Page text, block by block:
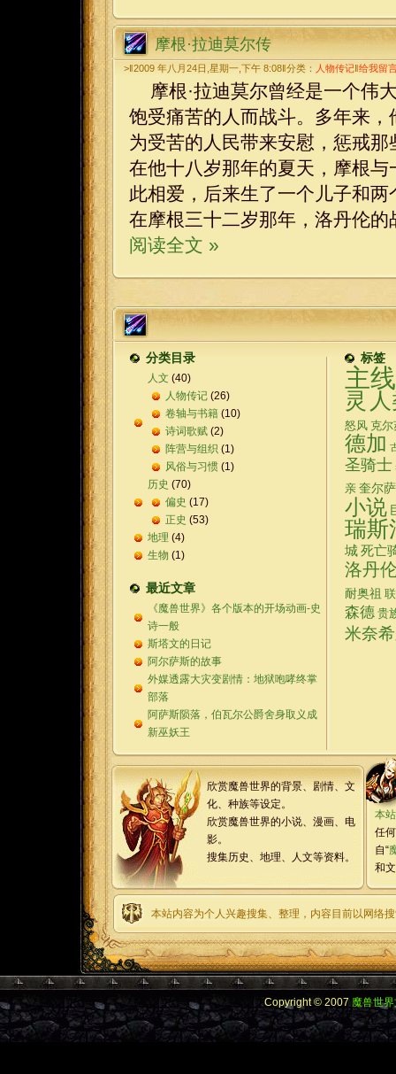
摩根·拉迪莫尔传
>‖2009 年八月24日,星期一,下午 8:08‖分类： 人物传记 给我留
摩根·拉迪莫尔曾经是一个伟
饱受痛苦的人而战斗。多年来
为受苦的人民带来安慰，惩戒
在他十八岁那年的夏天，摩根
此相爱，后来生了一个儿子和两
在摩根三十二岁那年，洛丹伦的
阅读全文 »
分类目录
人文 (40)
人物传记 (26)
卷轴与书籍 (10)
诗词歌赋 (2)
阵营与组织 (1)
风俗与习惯 (1)
历史 (70)
偏史 (17)
正史 (53)
地理 (4)
生物 (1)
最近文章
《魔兽世界》各个版本的开场动画-史
诗一般
斯塔文的日记
阿尔萨斯的故事
外媒透露大灾变剧情：地狱咆哮终掌
部落
阿萨斯陨落，伯瓦尔公爵舍身取义成
新巫妖王
标签
主
灵
怒风 克
德加
圣骑士
亲 奎尔
小说
瑞斯
城死亡
洛丹
耐奥祖
森德 贵
米奈
欣赏魔兽世界的背景、剧情、文
化、种族等设定。
欣赏魔兽世界的小说、漫画、电
影。
搜集历史、地理、人文等资料。
本站
任
自“
和
本站内容为个人兴趣搜集、整理，内容目前以网络
Copyright © 2007魔兽世